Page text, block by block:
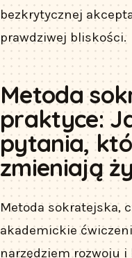
bezkrytycznej
prawdziwej bliskości.
Metoda
praktyce:
pytania,
zmieniają
Metoda sokratejska,
akademickie
narzędziem rozwoju i